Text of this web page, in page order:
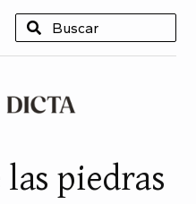
piedras